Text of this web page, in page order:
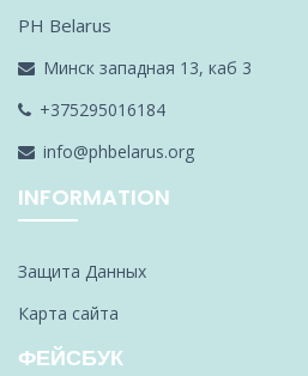
PH Belarus
Минск западная 13, каб 3
+375295016184
info@phbelarus.org
INFORMATION
Защита Данных
Карта сайта
ФЕЙСБУК